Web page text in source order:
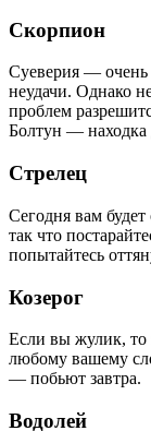
Скорпион
Суеверия — очень
неудачи. Однако
проблем
Болтун —
Стрелец
Сегодня вам
так что
попытайтесь
Козерог
Если вы жулик, то
любому вашему
— побьют завтра.
Водолей